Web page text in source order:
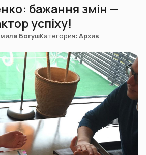
бажання змін —
успіху!
БогушКатегория: Архив